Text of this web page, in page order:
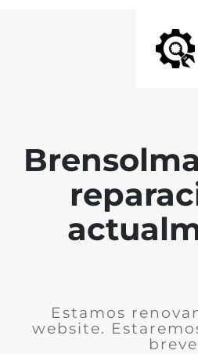
Estamos
website.